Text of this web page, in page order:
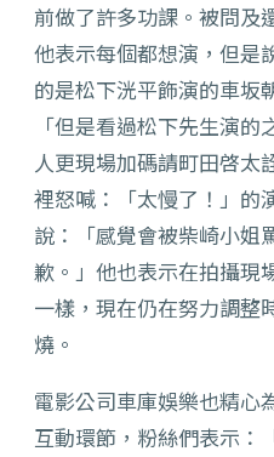
前做了許多功課。被問及
他表示每個都想演，但是
的是松下洸平飾演的車坂
「但是看過松下先生演
人更現場加碼請町田啓太
裡怒喊：「太慢了！」的
說：「感覺會被柴崎小姐
歉。」他也表示在拍攝現
一樣，現在仍在努力調整
燒。
電影公司車庫娛樂也精心
互動環節，粉絲們表示：